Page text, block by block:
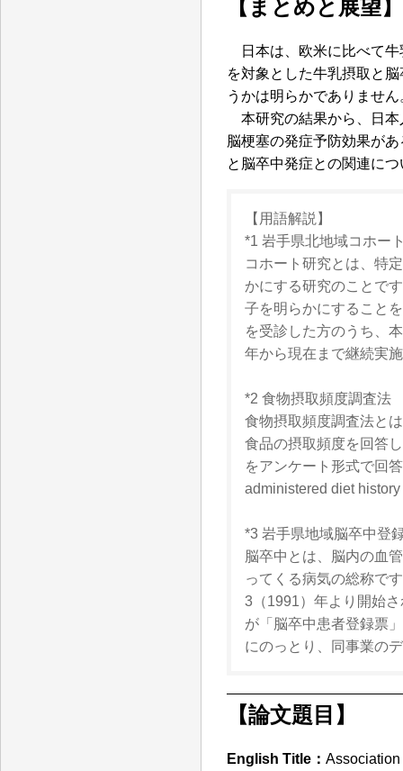
【まとめと展望】
日本は、欧米に比べて牛
を対象とした牛乳摂取と
うかは明らかでありません
本研究の結果から、日本
脳梗塞の発症予防効果が
と脳卒中発症との関連に
【用語解説】
*1 岩手県北地域コホー
コホート研究とは、特
かにする研究のことで
子を明らかにすること
を受診した方のうち、
年から現在まで継続実
*2 食物摂取頻度調査法
食物摂取頻度調査法と
食品の摂取頻度を回答
をアンケート形式で回
administered diet
*3 岩手県地域脳卒中登
脳卒中とは、脳内の血
ってくる病気の総称で
3（1991）年より開始
が「脳卒中患者登録票
にのっとり、同事業の
【論文題目】
English Title：